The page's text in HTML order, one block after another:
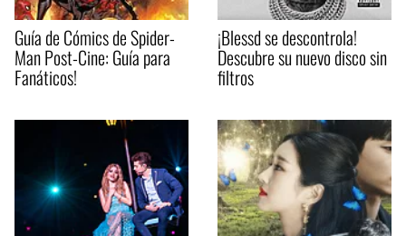
Guía de Cómics de Spider-
Man Post-Cine: Guía para
Fanáticos!
¡Blessd se descontrola!
Descubre su nuevo disco sin
filtros